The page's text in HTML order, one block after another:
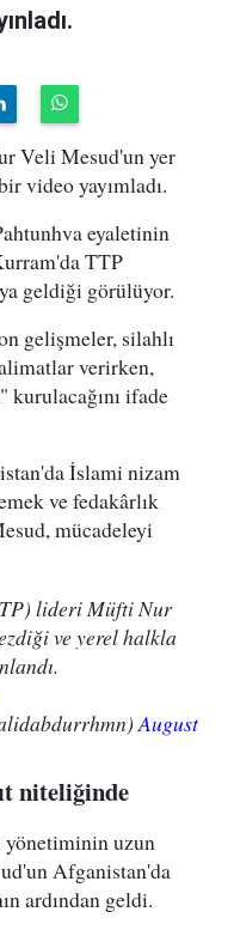
Veli Mesud'un yer
video yayımladı.
eyaletinin
TTP
geldiği görülüyor.
gelişmeler, silahlı
verirken,
ifade
İslami nizam
ve fedakârlık
mücadeleyi
lideri Müfti Nur
ve yerel halkla
August
niteliğinde
yönetiminin uzun
Afganistan'da
ardından geldi.